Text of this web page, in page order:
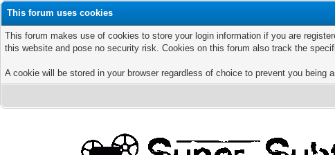
This forum uses cookies
This forum makes use of cookies to store your login information if you are
this website and pose no security risk. Cookies on this forum also track the
A cookie will be stored in your browser regardless of choice to prevent you